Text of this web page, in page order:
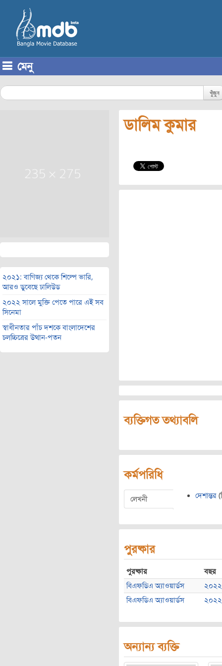
মেনু
খুঁজুন
২০২১: বাণিজ্য থেকে শিল্পে ভারি,
আরও ডুবেছে ঢালিউড
২০২২ সালে মুক্তি পেতে পারে এই সব
সিনেমা
স্বাধীনতার পাঁচ দশকে বাংলাদেশের
চলচ্চিত্রের উত্থান-পতন
ডালিম কুমার
ব্যক্তিগত তথ্যাবলি
কর্মপরিধি
লেখনী দেশান্তর
পুরষ্কার
পুরষ্কার
বছর
বিএফডিএ অ্যাওয়ার্ডস
২০২২
বিএফডিএ অ্যাওয়ার্ডস
২০২২
অন্যান্য ব্যক্তি